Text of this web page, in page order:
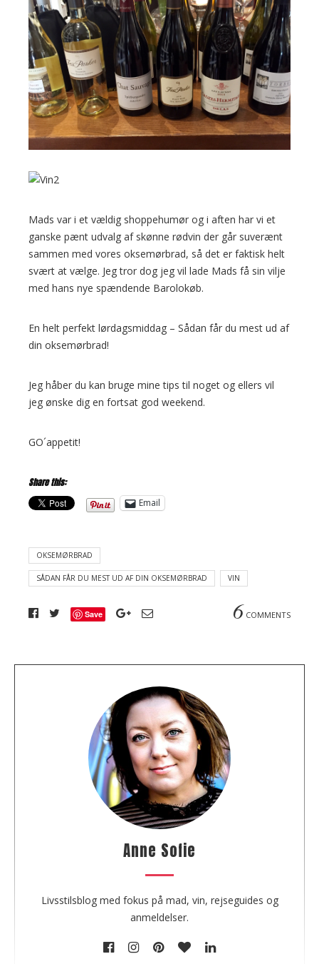
Mads var i et vældig shoppehumør og i aften har vi et
ganske pænt udvalg af skønne rødvin der går suverænt
sammen med vores oksemørbrad, så det er faktisk helt
svært at vælge. Jeg tror dog jeg vil lade Mads få sin vilje
med hans nye spændende Barolokøb.
En helt perfekt lørdagsmiddag – Sådan får du mest ud af
din oksemørbrad!
Jeg håber du kan bruge mine tips til noget og ellers vil
jeg ønske dig en fortsat god weekend.
GO´appetit!
Share this:
Email
OKSEMØRBRAD
SÅDAN FÅR DU MEST UD AF DIN OKSEMØRBRAD VIN
Save 6 COMMENTS
Anne Sofie
Livsstilsblog med fokus på mad, vin, rejseguides og
anmeldelser.